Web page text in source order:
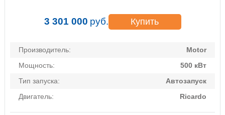
3 301 000 руб. Купить
Производитель:
Motor
Мощность:
500 кВт
Тип запуска:
Автозапуск
Двигатель:
Ricardo